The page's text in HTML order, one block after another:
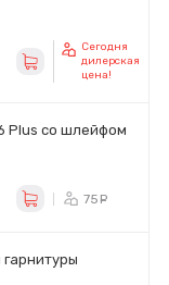
Сегодня
дилерская
цена!
Plus со шлейфом
75